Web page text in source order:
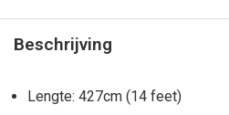
Beschrijving
Lengte: 427cm (14 feet)